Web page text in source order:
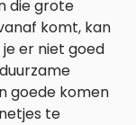
die grote
komt, kan
er niet goed
goede komen
te